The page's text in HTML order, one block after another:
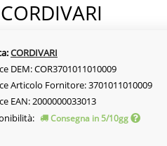
CORDIVARI
DEM: COR3701011010009
Articolo Fornitore: 3701011010009
EAN: 2000000033013
Consegna in 5/10gg